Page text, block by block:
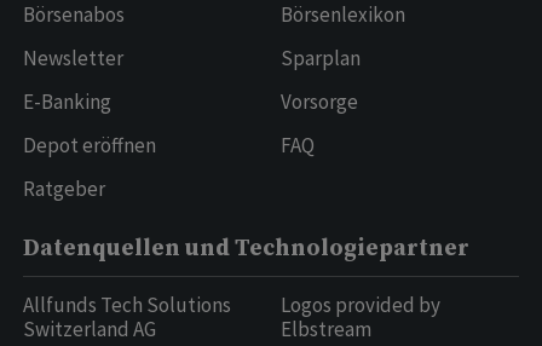
Börsenabos
Newsletter
E-Banking
Depot eröffnen
Ratgeber
Börsenlexikon
Sparplan
Vorsorge
FAQ
Datenquellen und Technologiepartner
Allfunds Tech Solutions
Switzerland AG
Logos provided by
Elbstream